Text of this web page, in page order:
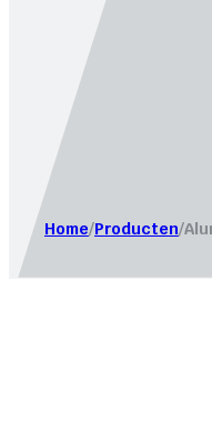
Website laten maken
Home/Producten/